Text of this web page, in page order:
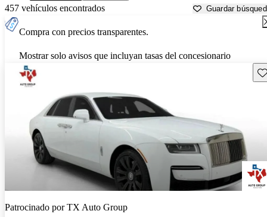
457 vehículos encontrados Guardar
Compra con precios transparentes.
Mostrar solo avisos que incluyan tasas del concesionario
Patrocinado porTX Auto Group